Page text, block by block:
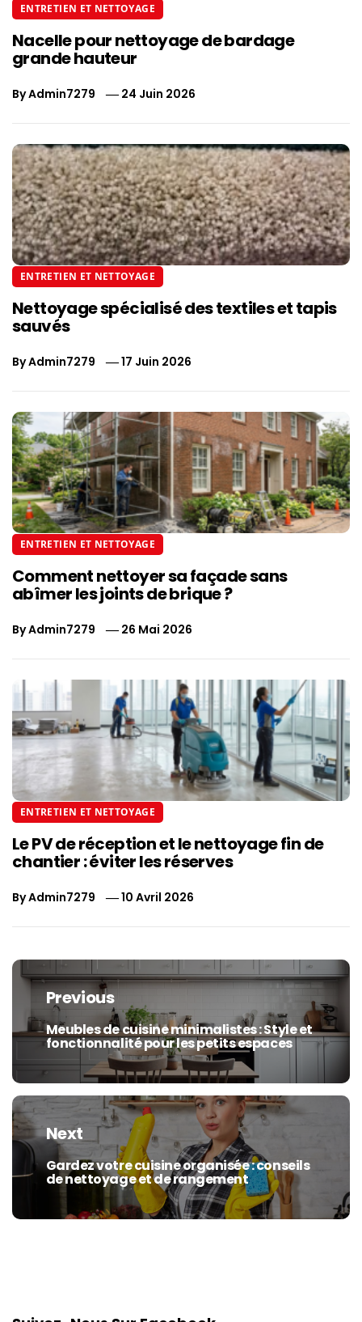
ENTRETIEN ET NETTOYAGE
Nacelle pour nettoyage de bardage
grande hauteur
ByAdmin7279 24 Juin 2026
ENTRETIEN ET NETTOYAGE
Nettoyage spécialisé des textiles et tapis
sauvés
ByAdmin7279 17 Juin 2026
ENTRETIEN ET NETTOYAGE
Comment nettoyer sa façade sans
abîmer les joints de brique ?
ByAdmin7279 26 Mai 2026
ENTRETIEN ET NETTOYAGE
Le PV de réception et le nettoyage fin de
chantier : éviter les réserves
ByAdmin7279 10 Avril 2026
Navigation
de
l’article
Previous
Previous
post:
Meubles de cuisine minimalistes : Style et
fonctionnalité pour les petits espaces
Next
Next
post:
Gardez votre cuisine organisée : conseils
de nettoyage et de rangement